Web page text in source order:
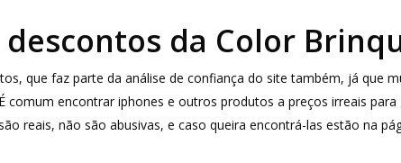
descontos da Color
que faz parte da análise de confiança do site também, já que
comum encontrar iphones e outros produtos a preços irreais
reais, não são abusivas, e caso queira encontrá-las estão na